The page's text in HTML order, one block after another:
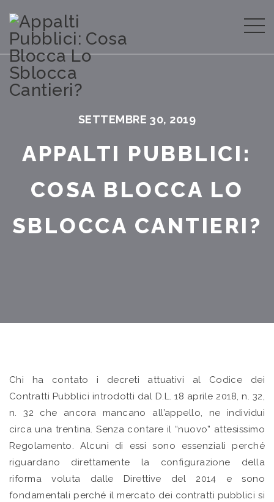
SETTEMBRE 30, 2019
APPALTI PUBBLICI:
COSA BLOCCA LO
SBLOCCA CANTIERI?
Chi ha contato i decreti attuativi al Codice dei
Contratti Pubblici introdotti dal D.L. 18 aprile 2018, n. 32,
n. 32 che ancora mancano all’appello, ne individui
circa una trentina. Senza contare il “nuovo” attesissimo
Regolamento. Alcuni di essi sono essenziali perché
riguardano direttamente la configurazione della
riforma voluta dalle Direttive del 2014 e sono
fondamentali perché il mercato dei contratti pubblici si